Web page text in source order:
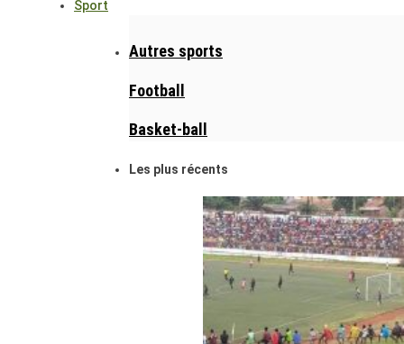
Sport
Autres sports
Football
Basket-ball
Les plus récents